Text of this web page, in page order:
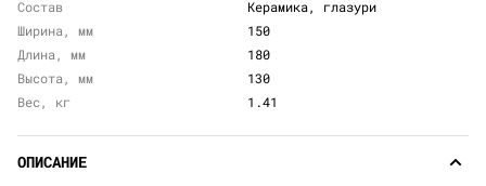
Состав
Керамика, глазури
Ширина, мм
150
Длина, мм
180
Высота, мм
130
Вес, кг
1.41
ОПИСАНИЕ